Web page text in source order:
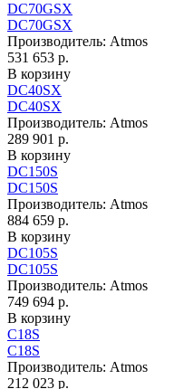
DC70GSX
DC70GSX
Производитель: Atmos
531 653 р.
В корзину
DC40SX
DC40SX
Производитель: Atmos
289 901 р.
В корзину
DC150S
DC150S
Производитель: Atmos
884 659 р.
В корзину
DC105S
DC105S
Производитель: Atmos
749 694 р.
В корзину
C18S
C18S
Производитель: Atmos
212 023 р.